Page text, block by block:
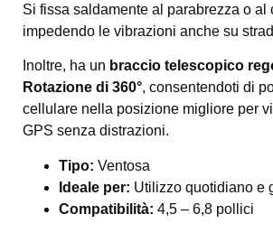
Si fissa saldamente al parabrezza o al
impedendo le vibrazioni anche su
Inoltre, ha un braccio telescopico
Rotazione di 360°, consentendoti di
cellulare nella posizione migliore per
GPS senza distrazioni.
Tipo: Ventosa
Ideale per: Utilizzo quotidiano e
Compatibilità: 4,5 – 6,8 pollici